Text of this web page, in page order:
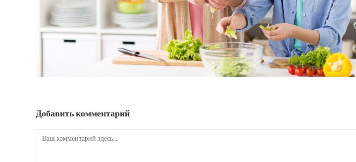
Добавить комментарий
Комментарий